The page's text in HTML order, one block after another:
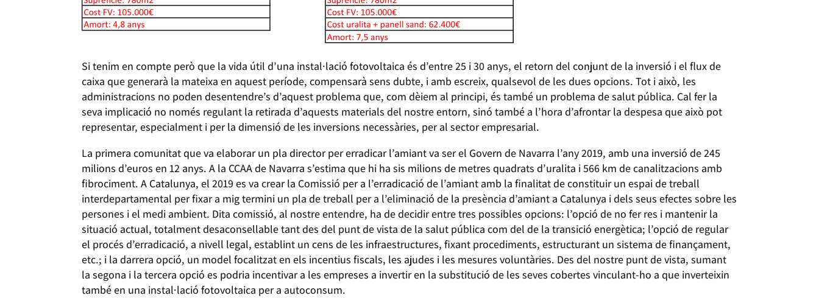
Si tenim en compte però que la vida útil d’una instal·lació fotovoltaica és d’entre 25 i 30 anys, el retorn del conjunt de la inversió i el flux de
caixa que generarà la mateixa en aquest període, compensarà sens dubte, i amb escreix, qualsevol de les dues opcions. Tot i això, les
administracions no poden desentendre’s d’aquest problema que, com dèiem al principi, és també un problema de salut pública. Cal fer la
seva implicació no només regulant la retirada d’aquests materials del nostre entorn, sinó també a l’hora d’afrontar la despesa que això pot
representar, especialment i per la dimensió de les inversions necessàries, per al sector empresarial.
La primera comunitat que va elaborar un pla director per erradicar l’amiant va ser el Govern de Navarra l’any 2019, amb una inversió de 245
milions d’euros en 12 anys. A la CCAA de Navarra s’estima que hi ha sis milions de metres quadrats d’uralita i 566 km de canalitzacions amb
fibrociment. A Catalunya, el 2019 es va crear la Comissió per a l’erradicació de l’amiant amb la finalitat de constituir un espai de treball
interdepartamental per fixar a mig termini un pla de treball per a l’eliminació de la presència d’amiant a Catalunya i dels seus efectes sobre les
persones i el medi ambient. Dita comissió, al nostre entendre, ha de decidir entre tres possibles opcions: l’opció de no fer res i mantenir la
situació actual, totalment desaconsellable tant des del punt de vista de la salut pública com del de la transició energètica; l’opció de regular
el procés d’erradicació, a nivell legal, establint un cens de les infraestructures, fixant procediments, estructurant un sistema de finançament,
etc.; i la darrera opció, un model focalitzat en els incentius fiscals, les ajudes i les mesures voluntàries. Des del nostre punt de vista, sumant
la segona i la tercera opció es podria incentivar a les empreses a invertir en la substitució de les seves cobertes vinculant-ho a que inverteixin
també en una instal·lació fotovoltaica per a autoconsum.